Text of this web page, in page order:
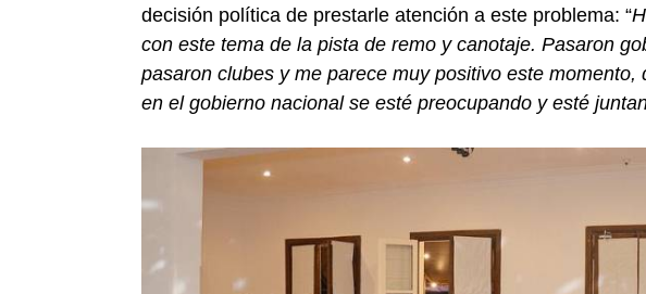
decisión política de prestarle atención a este problema: “
con este tema de la pista de remo y canotaje. Pasaron
pasaron clubes y me parece muy positivo este
en el gobierno nacional se esté preocupando y esté